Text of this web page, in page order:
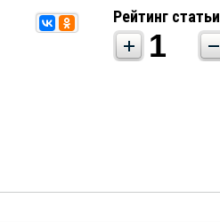
Рейтинг статьи
1